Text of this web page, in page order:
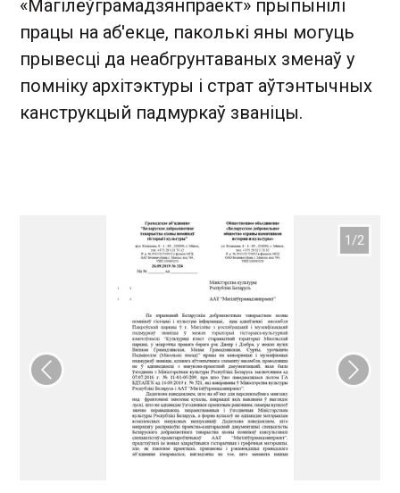
«Магілёўграмадзянпраект» прыпынілі
працы на аб'екце, паколькі яны могуць
прывесці да неабгрунтаваных зменаў у
помніку архітэктуры і страт аўтэнтычных
канструкцый падмуркаў званіцы.
Папярэдні слайд